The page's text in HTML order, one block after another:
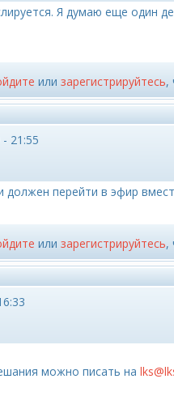
Я думаю еще один
или зарегистрируйтесь,
- 21:55
должен перейти в эфир
или зарегистрируйтесь,
можно писать на